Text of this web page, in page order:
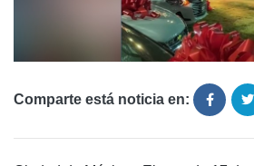
Comparte está noticia en: